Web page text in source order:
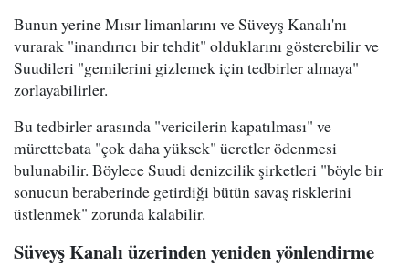
Bunun yerine Mısır limanlarını ve Süveyş Kanalı'nı
vurarak "inandırıcı bir tehdit" olduklarını gösterebilir ve
Suudileri "gemilerini gizlemek için tedbirler almaya"
zorlayabilirler.
Bu tedbirler arasında "vericilerin kapatılması" ve
mürettebata "çok daha yüksek" ücretler ödenmesi
bulunabilir. Böylece Suudi denizcilik şirketleri "böyle bir
sonucun beraberinde getirdiği bütün savaş risklerini
üstlenmek" zorunda kalabilir.
Süveyş Kanalı üzerinden yeniden yönlendirme